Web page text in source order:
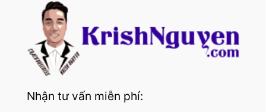
Nhận tư vấn miễn phí: